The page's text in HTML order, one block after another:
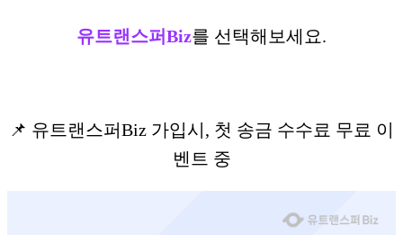
유트랜스퍼Biz를 선택해보세요.
📌 유트랜스퍼Biz 가입시, 첫 송금 수수료 무료 이
벤트 중